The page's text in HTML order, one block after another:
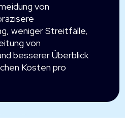
von
weniger Streitfälle,
von
besserer Überblick
Kosten pro